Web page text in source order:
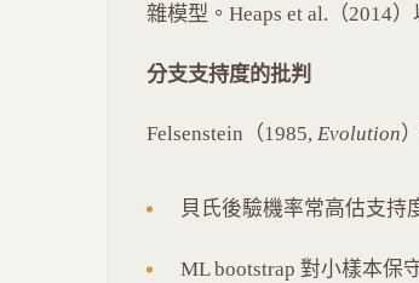
雜模型。Heaps et al.（2014
分支支持度的批判
Felsenstein（1985, Evolution
貝氏後驗機率常高估支持
ML bootstrap 對小樣本保